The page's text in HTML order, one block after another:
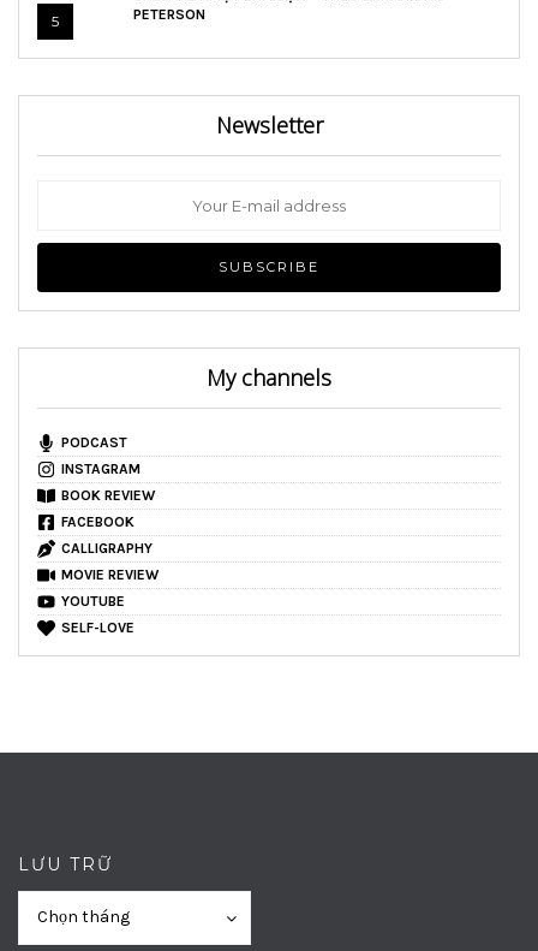
5
PETERSON
Newsletter
My channels
PODCAST
INSTAGRAM
BOOK REVIEW
FACEBOOK
CALLIGRAPHY
MOVIE REVIEW
YOUTUBE
SELF-LOVE
LƯU TRỮ
Chọn tháng
Lưu